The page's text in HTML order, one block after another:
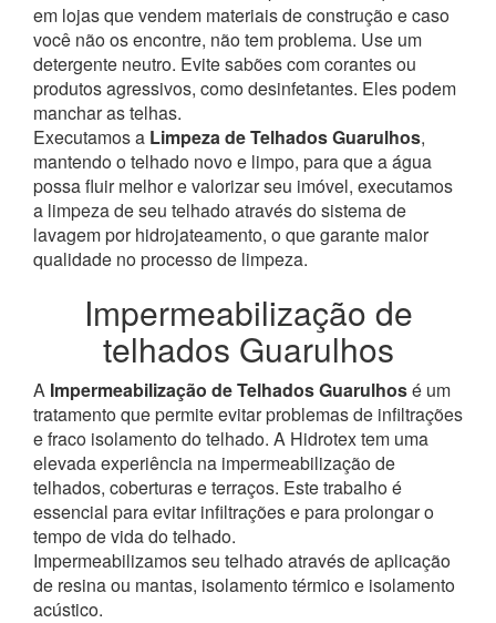
em lojas que vendem materiais de construção e caso
você não os encontre, não tem problema. Use um
detergente neutro. Evite sabões com corantes ou
produtos agressivos, como desinfetantes. Eles podem
manchar as telhas.
Executamos a Limpeza de Telhados Guarulhos,
mantendo o telhado novo e limpo, para que a água
possa fluir melhor e valorizar seu imóvel, executamos
a limpeza de seu telhado através do sistema de
lavagem por hidrojateamento, o que garante maior
qualidade no processo de limpeza.
Impermeabilização de
telhados Guarulhos
A Impermeabilização de Telhados Guarulhosé um
tratamento que permite evitar problemas de infiltrações
e fraco isolamento do telhado. A Hidrotex tem uma
elevada experiência na impermeabilização de
telhados, coberturas e terraços. Este trabalho é
essencial para evitar infiltrações e para prolongar o
tempo de vida do telhado.
Impermeabilizamos seu telhado através de aplicação
de resina ou mantas, isolamento térmico e isolamento
acústico.